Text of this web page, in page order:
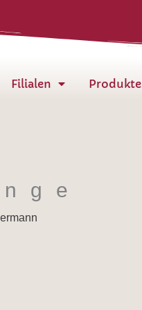
Filialen Produkte